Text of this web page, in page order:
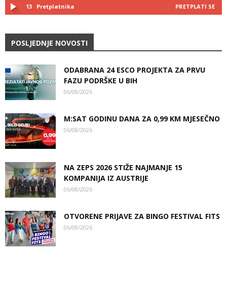
13 Pretplatnika PRETPLATI SE
POSLJEDNJE NOVOSTI
ODABRANA 24 ESCO PROJEKTA ZA PRVU
FAZU PODRŠKE U BIH
06/08/2026
M:SAT GODINU DANA ZA 0,99 KM MJESEČNO
06/08/2026
NA ZEPS 2026 STIŽE NAJMANJE 15
KOMPANIJA IZ AUSTRIJE
06/08/2026
OTVORENE PRIJAVE ZA BINGO FESTIVAL FITS
06/08/2026